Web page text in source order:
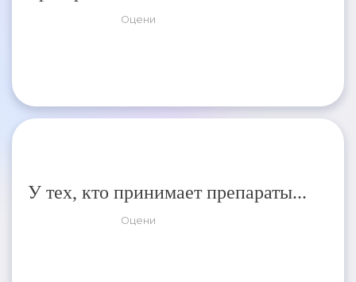
Оцени
У тех, кто принимает препараты...
Оцени